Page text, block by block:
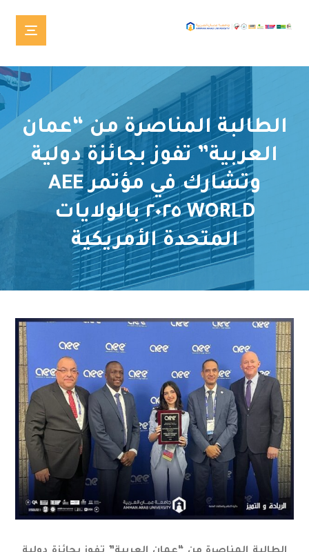
الطالبة المناصرة من “عمان
العربية” تفوز بجائزة دولية
وتشارك في مؤتمر AEE
WORLD ٢٠٢٥ بالولايات
المتحدة الأمريكية